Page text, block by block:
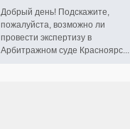
Добрый день! Подскажите,
пожалуйста, возможно ли
провести экспертизу в
Арбитражном суде Красноярс...